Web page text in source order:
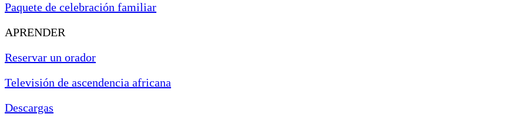
Paquete de celebración familiar
APRENDER
Reservar un orador
Televisión de ascendencia africana
Descargas